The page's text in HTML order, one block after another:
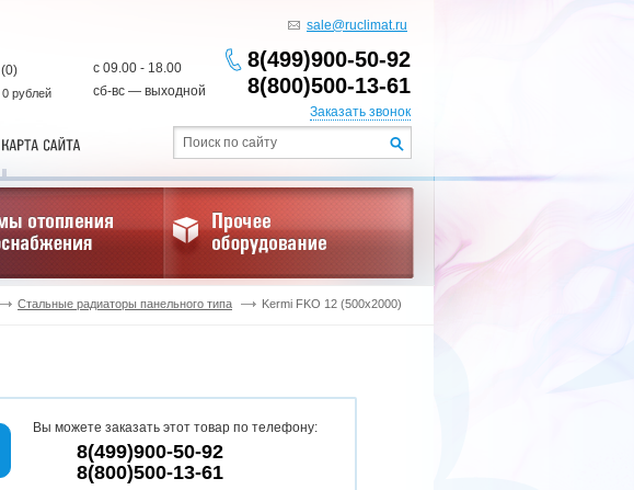
(0)
0 рублей
с 09.00 - 18.00
сб-вс — выходной
sale@ruclimat.ru
8(499)900-50-92
8(800)500-13-61
Заказать звонок
Стальные радиаторы панельного типа Kermi FKO 12 (500x2000)
Вы можете заказать этот товар по телефону:
8(499)900-50-92
8(800)500-13-61